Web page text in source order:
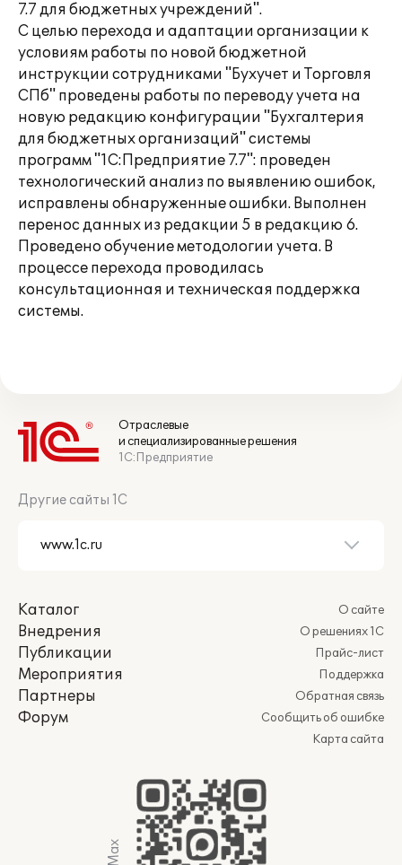
7.7 для бюджетных учреждений".
С целью перехода и адаптации организации к
условиям работы по новой бюджетной
инструкции сотрудниками "Бухучет и Торговля
СПб" проведены работы по переводу учета на
новую редакцию конфигурации "Бухгалтерия
для бюджетных организаций" системы
программ "1С:Предприятие 7.7": проведен
технологический анализ по выявлению ошибок,
исправлены обнаруженные ошибки. Выполнен
перенос данных из редакции 5 в редакцию 6.
Проведено обучение методологии учета. В
процессе перехода проводилась
консультационная и техническая поддержка
системы.
Отраслевые
и специализированные решения
1С:Предприятие
Другие сайты 1С
Каталог
Внедрения
Публикации
Мероприятия
Партнеры
Форум
О сайте
О решениях 1С
Прайс-лист
Поддержка
Обратная связь
Сообщить об ошибке
Карта сайта